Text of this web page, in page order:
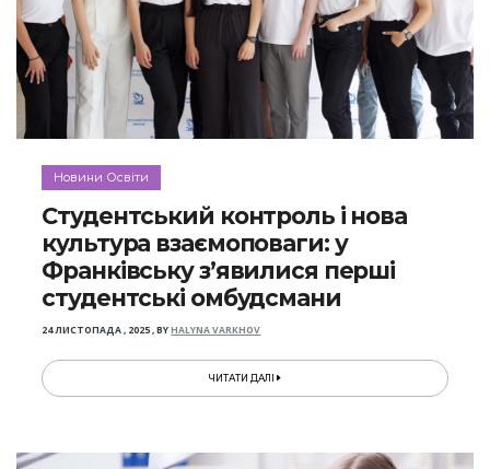
Новини Освіти
Студентський контроль і нова
культура взаємоповаги: у
Франківську з’явилися перші
студентські омбудсмани
24 ЛИСТОПАДА , 2025,BYHALYNA VARKHOV
ЧИТАТИ ДАЛІ